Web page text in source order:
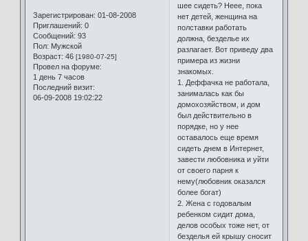
Зарегистрирован: 01-08-2008
Приглашений: 0
Сообщений: 93
Пол: Мужской
Возраст: 46 [1980-07-25]
Провел на форуме:
1 день 7 часов
Последний визит:
06-09-2008 19:02:22
шее сидеть? Неее, пока
нет детей, женщина на
полставки работать
должна, безделье их
разлагает. Вот приведу два
примера из жизни
знакомых.
1. Деффачка не работала,
занималась как бы
домохозяйством, и дом
был действительно в
порядке, но у нее
оставалось еще время
сидеть днем в Интернет,
завести любовника и уйти
от своего парня к
нему(любовник оказался
более богат)
2. Жена с годовалым
ребенком сидит дома,
делов особых тоже нет, от
безделья ей крышу сносит